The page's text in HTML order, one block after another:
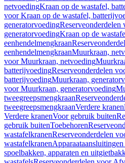
netvoedingKraan op de wastafel,
voor Kraan op de wastafel,
generatorvoedingReserveonderdelen
generatorvoedingKraan op de
eenhendelmengkraan
eenhendelmengkraanMuurkraan,
voor Muurkraan, netvoeding
batterijvoedingReserveonderdelen
batterijvoedingMuurkraan,
voor Muurkraan, generatorvoeding
tweegreepsmengkraan
tweegreepsmengkraanVerdere kranen
Verdere kranenVoor gebruik buiten
gebruik buitenToebehoren
wastafelkranenReserveonderdelen
wastafelkranen
spoelbakken, apparaten en